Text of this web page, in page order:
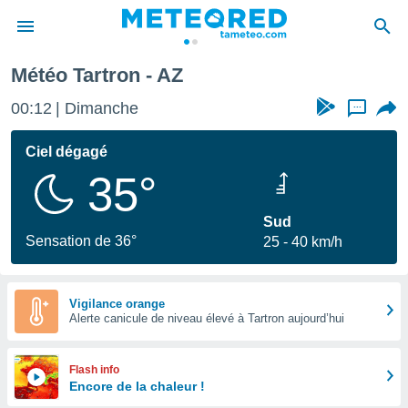
de
Météo Tartron - AZ
00:12 Dimanche ...
Ciel dégagé
35°
Sensation de 36°
Sud
25
40 km/h
Vigilance orange
Alerte canicule de niveau élevé à Tartron aujourd’hui
Flash info
Encore de la chaleur !